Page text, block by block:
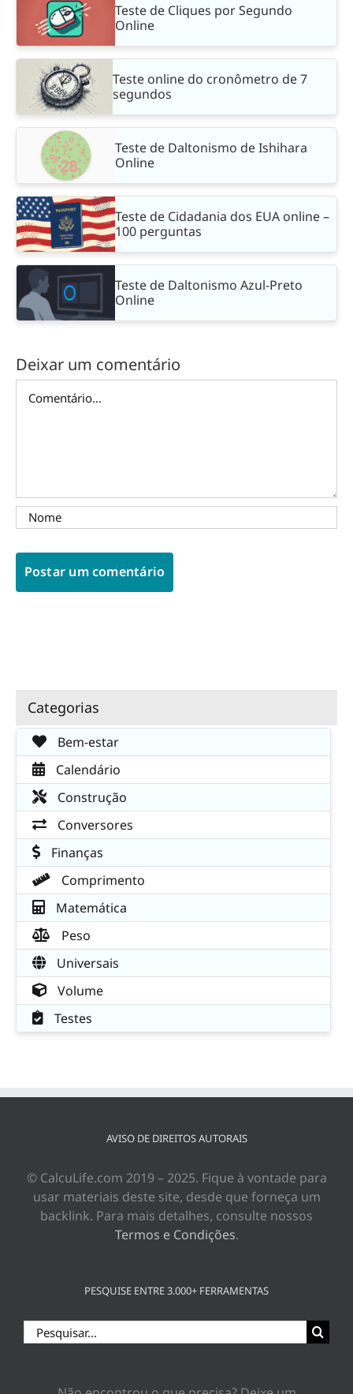
Teste de Cliques por Segundo
Online
Teste online do cronômetro de 7
segundos
Teste de Daltonismo de Ishihara
Online
Teste de Cidadania dos EUA online –
100 perguntas
Teste de Daltonismo Azul-Preto
Online
Deixar um comentário
Categorias
Bem-estar
Calendário
Construção
Conversores
Finanças
Comprimento
Matemática
Peso
Universais
Volume
Testes
AVISO DE DIREITOS AUTORAIS
© CalcuLife.com 2019 – 2025. Fique à vontade para
usar materiais deste site, desde que forneça um
backlink. Para mais detalhes, consulte nossos
Termos e Condições.
PESQUISE ENTRE 3.000+ FERRAMENTAS
Buscar
resultados